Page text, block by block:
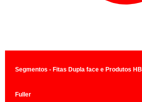
Segmentos - Fitas Dupla face e Produtos HB
Fuller